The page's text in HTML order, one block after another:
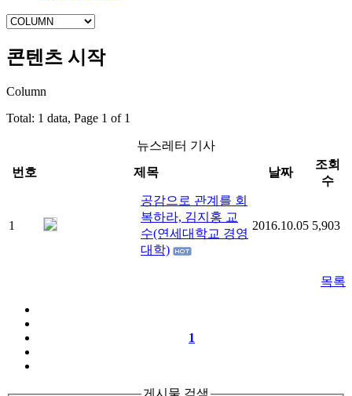
콘텐츠 시작
Column
Total: 1 data, Page 1 of 1
뉴스레터 기사
번호
제목 날짜
조회
수
1
공감으로 관계를 회
복하라, 김지홍 교
수(연세대학교 경영
대학)
2016.10.05 5,903
목록
1